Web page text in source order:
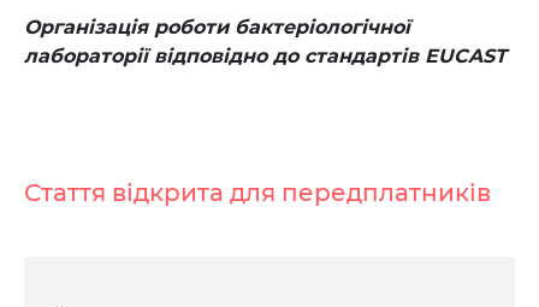
Організація роботи бактеріологічної
лабораторії відповідно до стандартів EUCAST
Стаття відкрита для передплатників